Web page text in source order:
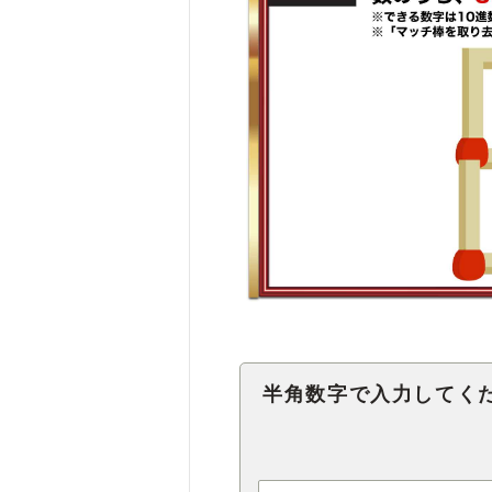
半角数字で入力してく